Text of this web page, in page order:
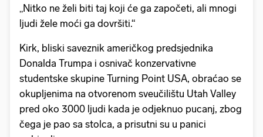
„Nitko ne želi biti taj koji će ga započeti, ali mnogi
ljudi žele moći ga dovršiti.“
Kirk, bliski saveznik američkog predsjednika
Donalda Trumpa i osnivač konzervativne
studentske skupine Turning Point USA, obraćao se
okupljenima na otvorenom sveučilištu Utah Valley
pred oko 3000 ljudi kada je odjeknuo pucanj, zbog
čega je pao sa stolca, a prisutni su u panici